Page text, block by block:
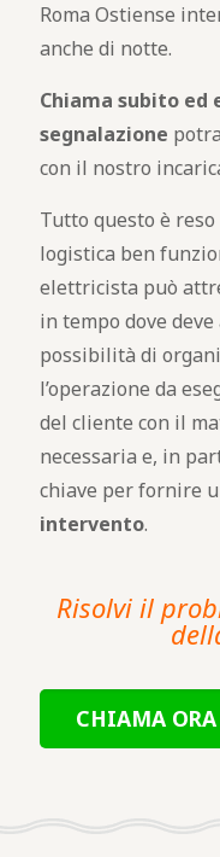
Roma Ostiense
anche di notte.
Chiama subito ed
segnalazione
con il nostro
Tutto questo è
logistica ben
elettricista può
in tempo dove
possibilità di
l’operazione da
del cliente con il
necessaria e, in
chiave per fornire
intervento.
Risolvi il
CHIAMA